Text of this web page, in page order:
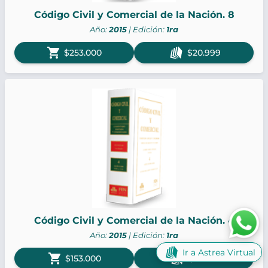
Código Civil y Comercial de la Nación. 8
Año:2015 | Edición: 1ra
shopping_cart $253.000 $20.999
Código Civil y Comercial de la Nación. 4
Año:2015 | Edición: 1ra
shopping_cart $153.000 $12.699
Ir a Astrea Virtual